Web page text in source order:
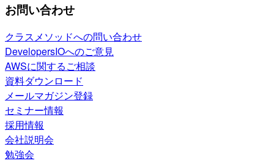
お問い合わせ
クラスメソッドへの問い合わせ
DevelopersIOへのご意見
AWSに関するご相談
資料ダウンロード
メールマガジン登録
セミナー情報
採用情報
会社説明会
勉強会